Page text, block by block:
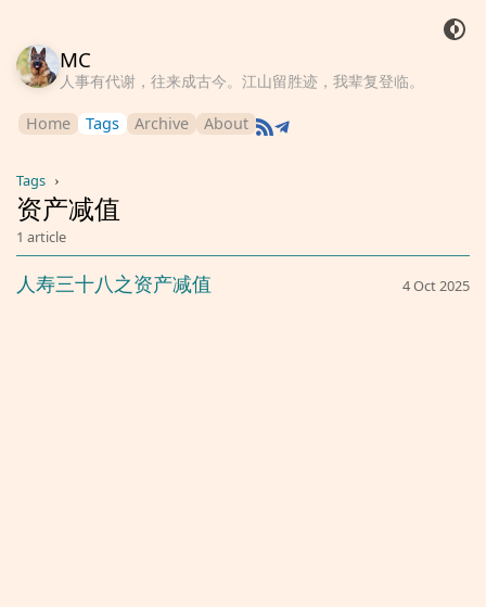
MC
人事有代谢，往来成古今。江山留胜迹，我辈复登临。
Home Tags Archive About
Tags ›
资产减值
1 article
人寿三十八之资产减值 4 Oct 2025